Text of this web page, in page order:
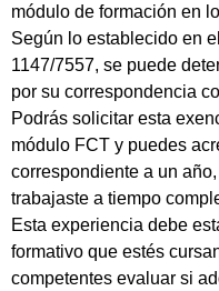
módulo de formación en
Según lo establecido en
1147/7557, se puede
por su correspondencia
Podrás solicitar esta
módulo FCT y puedes
correspondiente a un
trabajaste a tiempo
Esta experiencia debe
formativo que estés
competentes evaluar si